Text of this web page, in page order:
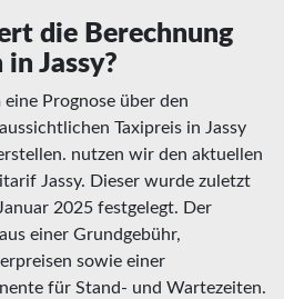
die Berechnung
Jassy?
eine Prognose über den
Taxipreis in Jassy
nutzen wir den aktuellen
Jassy. Dieser wurde zuletzt
2025 festgelegt. Der
einer Grundgebühr,
sowie einer
für Stand- und Wartezeiten.